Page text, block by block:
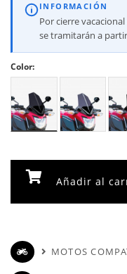
INFORMACIÓN
Por cierre
se tramitarán a
Color:
Añadir al
MOTOS